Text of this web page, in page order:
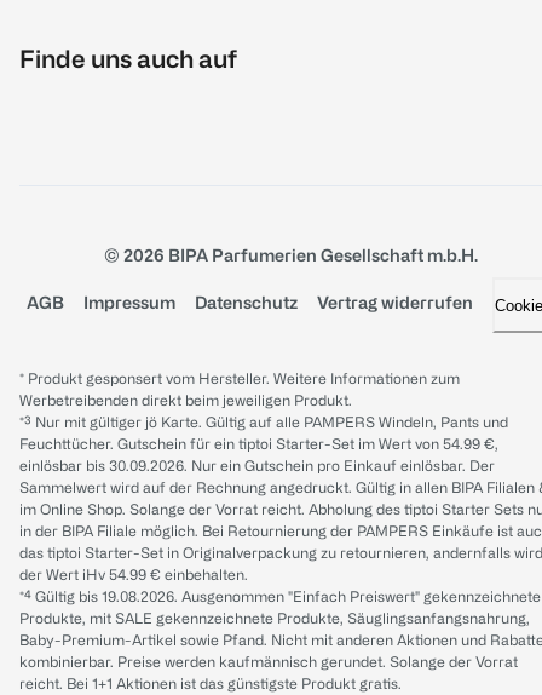
Finde uns auch auf
© 2026 BIPA Parfumerien Gesellschaft m.b.H.
AGB Impressum Datenschutz Vertrag widerrufen
* Produkt gesponsert vom Hersteller. Weitere Informationen zum
Werbetreibenden direkt beim jeweiligen Produkt.
*³ Nur mit gültiger jö Karte. Gültig auf alle PAMPERS Windeln, Pants und
Feuchttücher. Gutschein für ein tiptoi Starter-Set im Wert von 54.99 €,
einlösbar bis 30.09.2026. Nur ein Gutschein pro Einkauf einlösbar. Der
Sammelwert wird auf der Rechnung angedruckt. Gültig in allen BIPA Filialen
im Online Shop. Solange der Vorrat reicht. Abholung des tiptoi Starter Sets
in der BIPA Filiale möglich. Bei Retournierung der PAMPERS Einkäufe ist
das tiptoi Starter-Set in Originalverpackung zu retournieren, andernfalls wird
der Wert iHv 54.99 € einbehalten.
*⁴ Gültig bis 19.08.2026. Ausgenommen "Einfach Preiswert" gekennzeichnete
Produkte, mit SALE gekennzeichnete Produkte, Säuglingsanfangsnahrung,
Baby-Premium-Artikel sowie Pfand. Nicht mit anderen Aktionen und
kombinierbar. Preise werden kaufmännisch gerundet. Solange der Vorrat
reicht. Bei 1+1 Aktionen ist das günstigste Produkt gratis.